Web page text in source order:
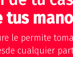
tus
le permite
cualquier